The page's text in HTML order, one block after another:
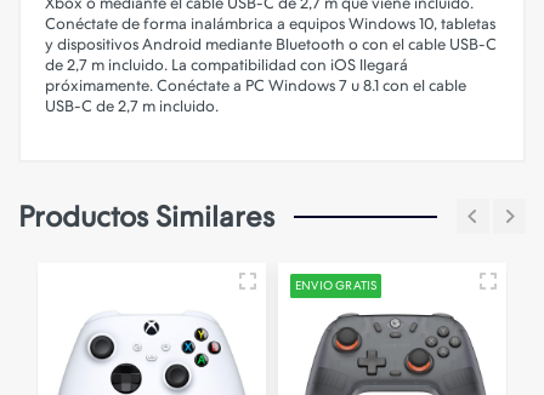
Conéctate de forma inalámbrica a equipos Windows 10, tabletas
y dispositivos Android mediante Bluetooth o con el cable USB-C
de 2,7 m incluido. La compatibilidad con iOS llegará
próximamente. Conéctate a PC Windows 7 u 8.1 con el cable
USB-C de 2,7 m incluido.
Productos Similares
ENVIO GRATIS